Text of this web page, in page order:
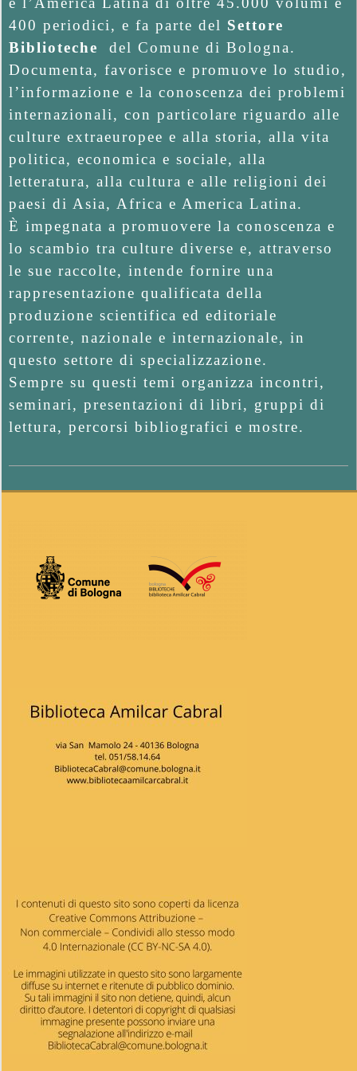
A
T
O
N
M
U
A
B
I
B
L
O
T
E
C
A
A
I
L
C
A
R
400 periodici, e fa parte del Settore
Biblioteche del Comune di Bologna.
Documenta, favorisce e promuove lo studio,
l’informazione e la conoscenza dei problemi
internazionali, con particolare riguardo alle
culture extraeuropee e alla storia, alla vita
politica, economica e sociale, alla
letteratura, alla cultura e alle religioni dei
paesi di Asia, Africa e America Latina.
È impegnata a promuovere la conoscenza e
lo scambio tra culture diverse e, attraverso
le sue raccolte, intende fornire una
rappresentazione qualificata della
produzione scientifica ed editoriale
corrente, nazionale e internazionale, in
questo settore di specializzazione.
Sempre su questi temi organizza incontri,
seminari, presentazioni di libri, gruppi di
lettura, percorsi bibliografici e mostre.
10-